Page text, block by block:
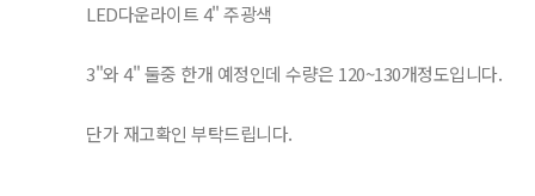
LED다운라이트 4" 주광색
3"와 4" 둘중 한개 예정인데 수량은 120~130개정도입니다.
단가 재고확인 부탁드립니다.